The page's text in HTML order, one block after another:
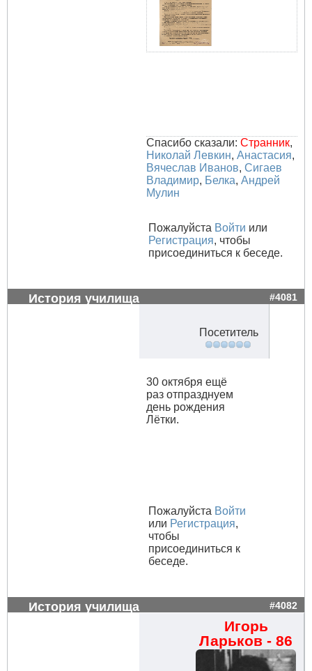
Спасибо сказали: Странник,
Николай Левкин, Анастасия,
Вячеслав Иванов, Сигаев
Владимир, Белка, Андрей
Мулин
Пожалуйста Войти или
Регистрация, чтобы
присоединиться к беседе.
История училища #4081
Посетитель
30 октября ещё
раз отпразднуем
день рождения
Лётки.
Пожалуйста Войти
или Регистрация,
чтобы
присоединиться к
беседе.
История училища #4082
Игорь
Ларьков - 86